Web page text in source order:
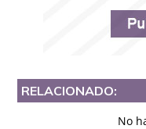
RELACIONADO:
No